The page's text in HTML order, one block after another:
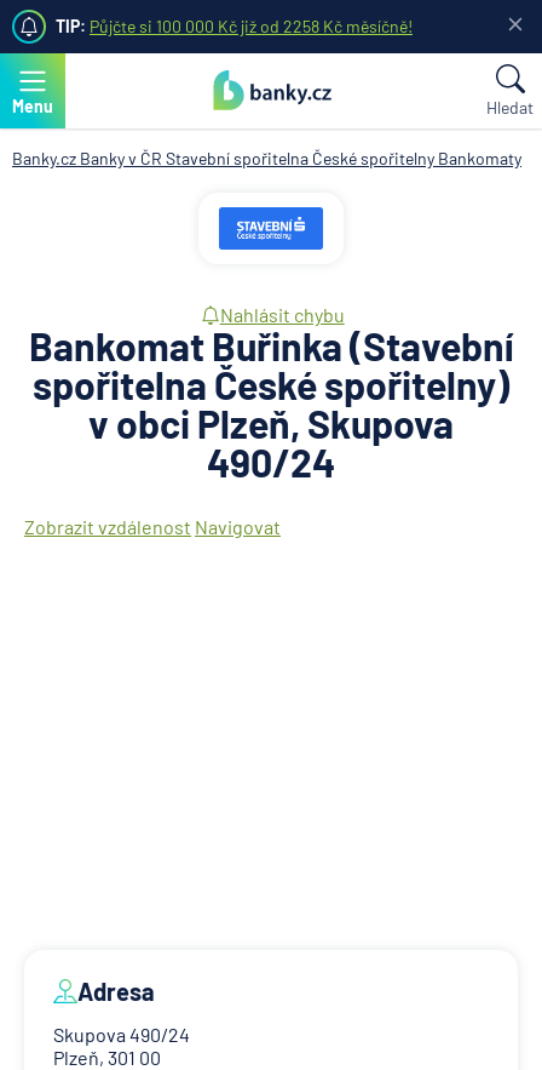
TIP: Půjčte si 100 000 Kč již od 2258 Kč měsíčně!
Menu Hledat
Banky.cz Banky v ČR Stavební spořitelna České spořitelny Bankomaty
Nahlásit chybu
Bankomat Buřinka (Stavební
spořitelna České spořitelny)
v obci Plzeň, Skupova
490/24
Zobrazit vzdálenost Navigovat
Adresa
Skupova 490/24
Plzeň, 301 00